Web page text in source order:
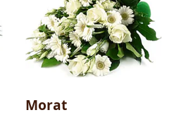
Morat